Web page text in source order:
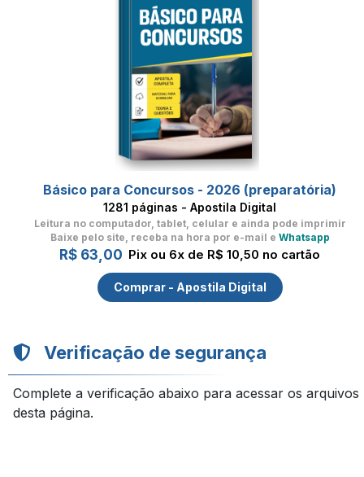
Básico para Concursos - 2026 (preparatória)
1281 páginas - Apostila Digital
Leitura no computador, tablet, celular e ainda pode imprimir
Baixe pelo site, receba na hora por e-mail e Whatsapp
R$ 63,00 Pix ou 6x de R$ 10,50 no cartão
Comprar - Apostila Digital
Verificação de segurança
Complete a verificação abaixo para acessar os arquivos
desta página.